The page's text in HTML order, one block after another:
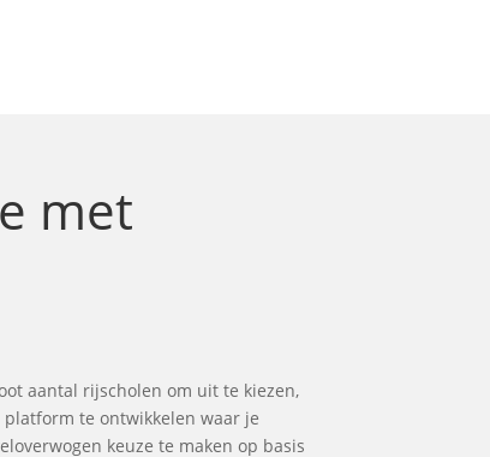
met
aantal rijscholen om uit te kiezen,
te ontwikkelen waar je
keuze te maken op basis